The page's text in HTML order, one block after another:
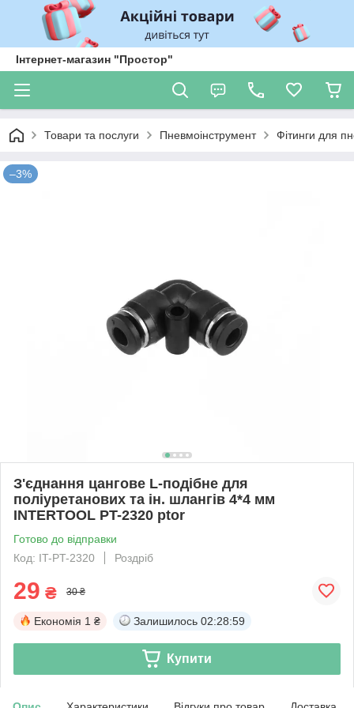
Інтернет-магазин "Простор"
Товари та послуги Пневмоінструмент Фітинги для
–3%
З'єднання цангове L-подібне для
поліуретанових та ін. шлангів 4*4 мм
INTERTOOL PT-2320 ptor
Готово до відправки
Код: IT-PT-2320
Роздріб
29 ₴ 30 ₴
Економія 1 ₴ Залишилось 02:28:58
Купити